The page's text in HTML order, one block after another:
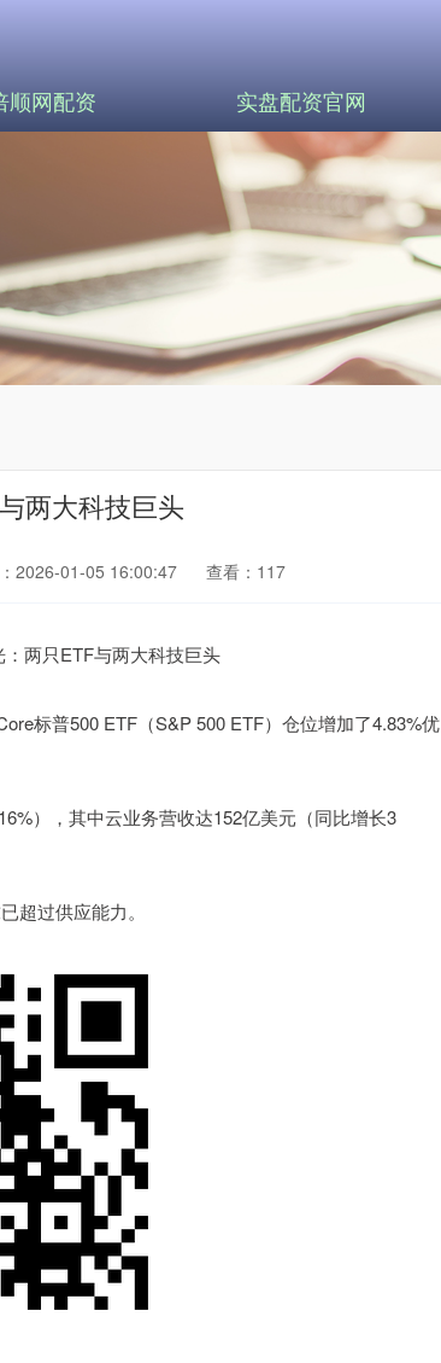
顺网配资 实盘配资官网
两大科技巨头
2026-01-05 16:00:47 查看：117
标普500 ETF（S&P 500 ETF）仓位增加了4.83%优
），其中云业务营收达152亿美元（同比增长3
过供应能力。
沪深300